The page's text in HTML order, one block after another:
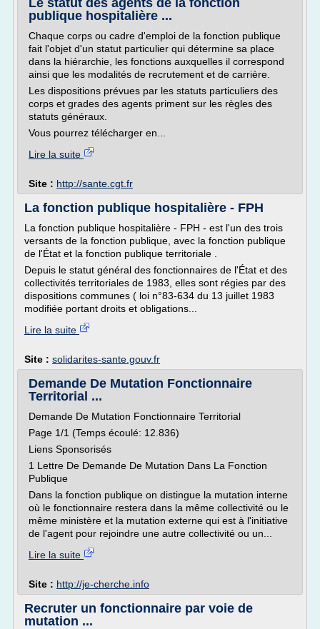
Le statut des agents de la fonction
publique hospitalière ...
Chaque corps ou cadre d'emploi de la fonction publique
fait l'objet d'un statut particulier qui détermine sa place
dans la hiérarchie, les fonctions auxquelles il correspond
ainsi que les modalités de recrutement et de carrière.
Les dispositions prévues par les statuts particuliers des
corps et grades des agents priment sur les règles des
statuts généraux.
Vous pourrez télécharger en...
Lire la suite
Site : http://sante.cgt.fr
La fonction publique hospitalière - FPH
La fonction publique hospitalière - FPH - est l'un des trois
versants de la fonction publique, avec la fonction publique
de l'État et la fonction publique territoriale .
Depuis le statut général des fonctionnaires de l'État et des
collectivités territoriales de 1983, elles sont régies par des
dispositions communes ( loi n°83-634 du 13 juillet 1983
modifiée portant droits et obligations...
Lire la suite
Site : solidarites-sante.gouv.fr
Demande De Mutation Fonctionnaire
Territorial ...
Demande De Mutation Fonctionnaire Territorial
Page 1/1 (Temps écoulé: 12.836)
Liens Sponsorisés
1 Lettre De Demande De Mutation Dans La Fonction
Publique
Dans la fonction publique on distingue la mutation interne
où le fonctionnaire restera dans la même collectivité ou le
même ministère et la mutation externe qui est à l'initiative
de l'agent pour rejoindre une autre collectivité ou un...
Lire la suite
Site : http://je-cherche.info
Recruter un fonctionnaire par voie de
mutation ...